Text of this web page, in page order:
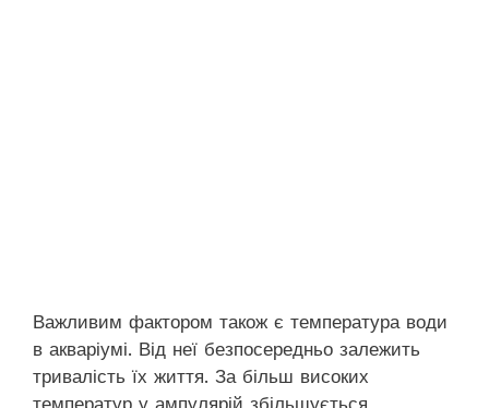
Важливим фактором також є температура води
в акваріумі. Від неї безпосередньо залежить
тривалість їх життя. За більш високих